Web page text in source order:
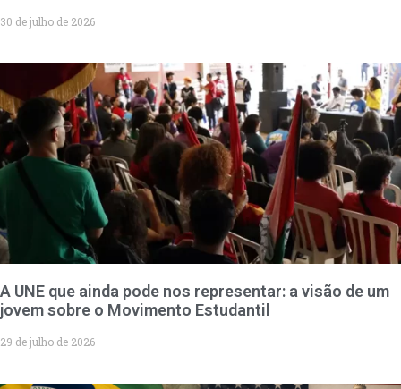
30 de julho de 2026
A UNE que ainda pode nos representar: a visão de um
jovem sobre o Movimento Estudantil
29 de julho de 2026